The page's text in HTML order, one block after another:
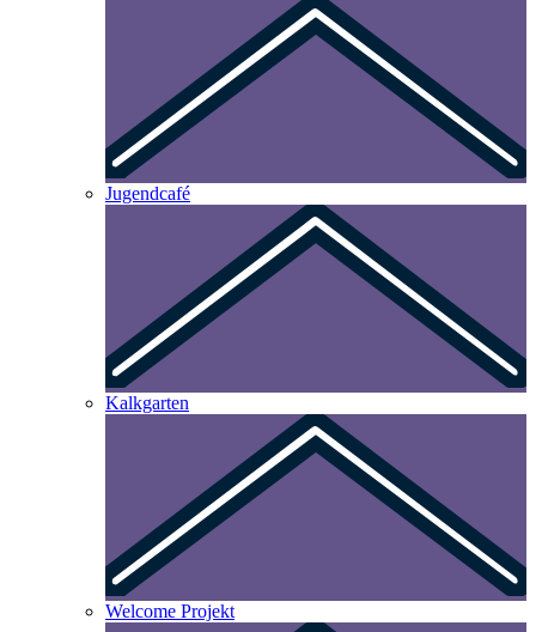
Jugendcafé
Kalkgarten
Welcome Projekt